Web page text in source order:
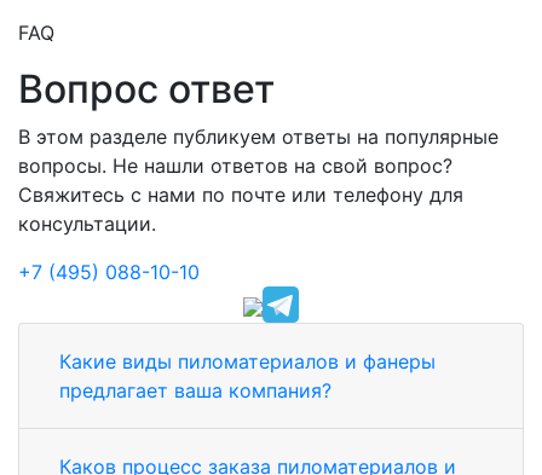
FAQ
Вопрос ответ
В этом разделе публикуем ответы на популярные
вопросы. Не нашли ответов на свой вопрос?
Свяжитесь с нами по почте или телефону для
консультации.
+7 (495) 088-10-10
Какие виды пиломатериалов и фанеры
предлагает ваша компания?
Каков процесс заказа пиломатериалов и